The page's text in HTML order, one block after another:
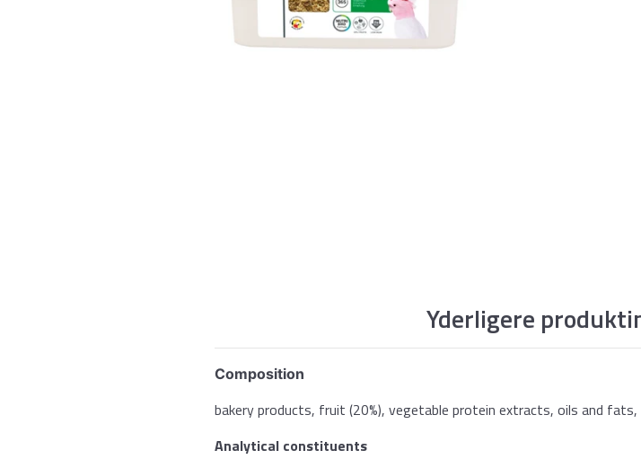
Yderligere
Composition
bakery products, fruit (20%), vegetable protein extracts, oils and fats,
Analytical constituents